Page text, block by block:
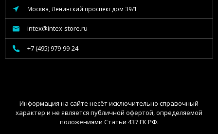
Москва, Ленинский проспект дом 39/1
intex@intex-store.ru
+7 (495) 979-99-24
Информация на сайте несёт исключительно справочный
характер и не является публичной офертой, определяемой
положениями Статьи 437 ГК РФ.